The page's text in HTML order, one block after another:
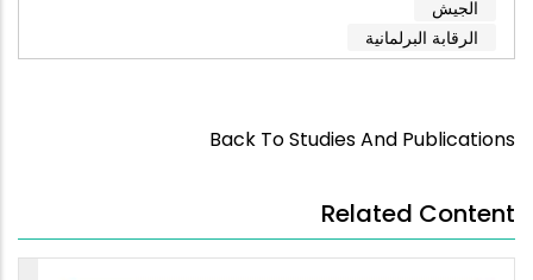
الجيش
الرقابة البرلمانية
Back To Studies And Publications
Related Content